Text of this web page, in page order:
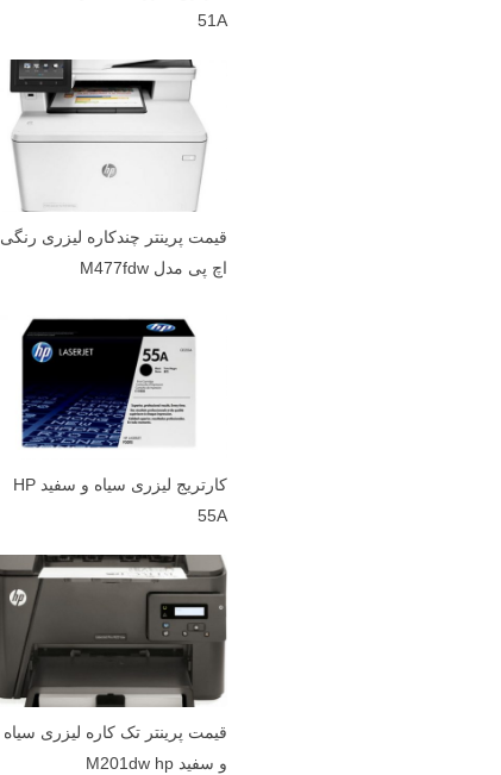
51A
قیمت پرینتر چندکاره لیزری رنگی
اچ پی مدل M477fdw
کارتریج لیزری سیاه و سفید HP
55A
قیمت پرینتر تک کاره لیزری سیاه
و سفید M201dw hp